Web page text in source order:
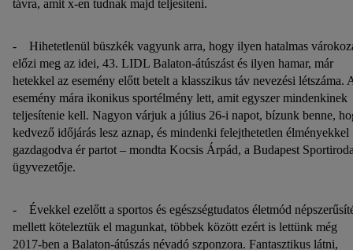
távra, amit x-en tudnak majd teljesíteni.
- Hihetetlenül büszkék vagyunk arra, hogy ilyen hatalmas
előzi meg az idei, 43. LIDL Balaton-átúszást és ilyen hamar, már
hetekkel az esemény előtt betelt a klasszikus táv nevezési létszáma.
esemény mára ikonikus sportélmény lett, amit egyszer mindenkinek
teljesítenie kell. Nagyon várjuk a július 26-i napot, bízunk benne,
kedvező időjárás lesz aznap, és mindenki felejthetetlen élményekkel
gazdagodva ér partot – mondta Kocsis Árpád, a Budapest
ügyvezetője.
- Évekkel ezelőtt a sportos és egészségtudatos életmód
mellett köteleztük el magunkat, többek között ezért is lettünk még
2017-ben a Balaton-átúszás névadó szponzora. Fantasztikus látni,